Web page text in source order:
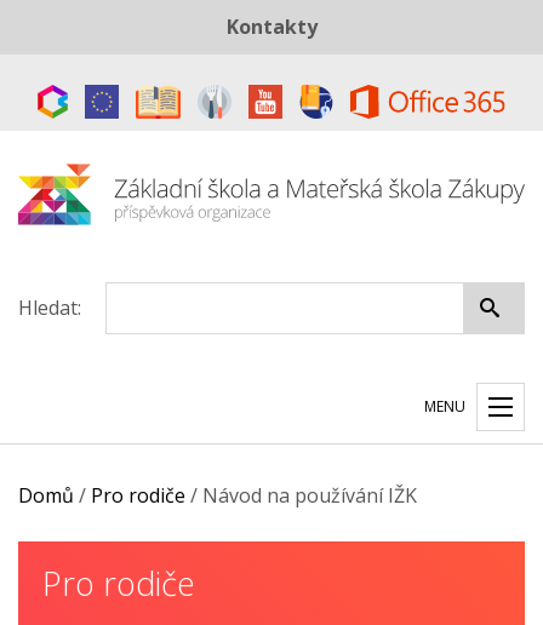
Kontakty
Datová schránka:ye8cp64
Hledat:
MENU
Domů / Pro rodiče / Návod na používání IŽK
Pro rodiče